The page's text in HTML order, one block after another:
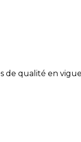
de qualité en